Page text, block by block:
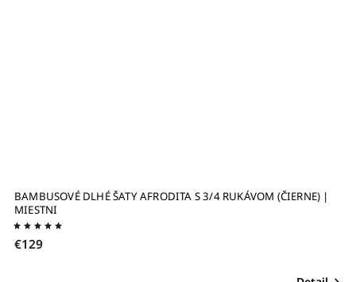
MAXI ŠATY S NARIASENÝMI RUKÁVMI (ČIERNE) | MIESTNI
€152